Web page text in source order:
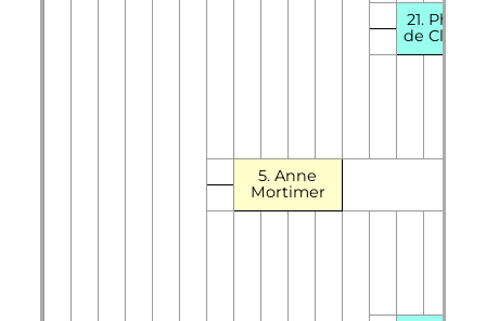
21.
de
5. Anne
Mortimer